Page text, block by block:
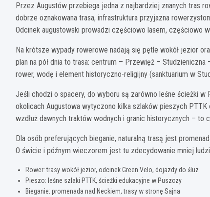
Przez Augustów przebiega jedna z najbardziej znanych tras
dobrze oznakowana trasa, infrastruktura przyjazna
Odcinek augustowski prowadzi częściowo lasem, częściowo
Na krótsze wypady rowerowe nadają się pętle wokół jezior
plan na pół dnia to trasa: centrum – Przewięź –
rower, wodę i element historyczno-religijny (sanktuarium w
Jeśli chodzi o spacery, do wyboru są zarówno leśne ścieżki
okolicach Augustowa wytyczono kilka szlaków pieszych
wzdłuż dawnych traktów wodnych i granic historycznych – to
Dla osób preferujących bieganie, naturalną trasą jest
O świcie i późnym wieczorem jest tu zdecydowanie mniej
Rower: trasy wokół jezior, odcinek Green Velo, dojazdy do śluz
Pieszo: leśne szlaki PTTK, ścieżki edukacyjne w Puszczy
Bieganie: promenada nad Neckiem, trasy w stronę Sajna